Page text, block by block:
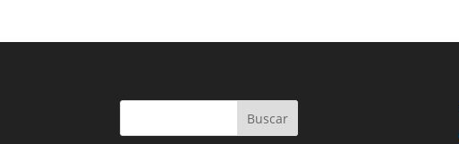
Buscar